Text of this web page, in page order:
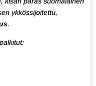
ykkössijoitettu,
.